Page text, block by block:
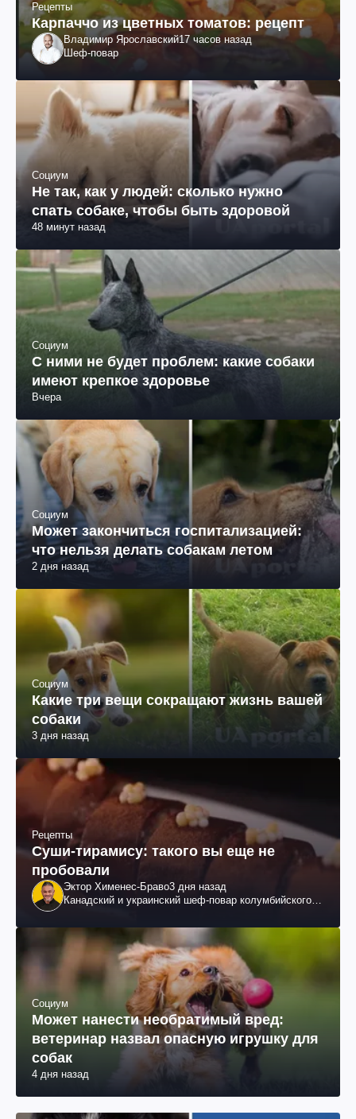
Рецепты
Карпаччо из цветных томатов: рецепт
Владимир Ярославский17 часов назад
Шеф-повар
Социум
Не так, как у людей: сколько нужно
спать собаке, чтобы быть здоровой
48 минут назад
Социум
С ними не будет проблем: какие собаки
имеют крепкое здоровье
Вчера
Социум
Может закончиться госпитализацией:
что нельзя делать собакам летом
2 дня назад
Социум
Какие три вещи сокращают жизнь вашей
собаки
3 дня назад
Рецепты
Суши-тирамису: такого вы еще не
пробовали
Эктор Хименес-Браво3 дня назад
Канадский и украинский шеф-повар колумбийского
Социум
Может нанести необратимый вред:
ветеринар назвал опасную игрушку для
собак
4 дня назад